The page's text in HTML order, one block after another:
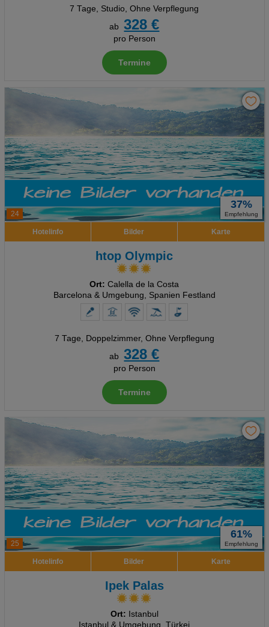
7 Tage, Studio, Ohne Verpflegung
ab
328 €
pro Person
Termine
24
37%
Empfehlung
Hotelinfo Bilder Karte
htop Olympic
Ort: Calella de la Costa
Barcelona & Umgebung, Spanien Festland
7 Tage, Doppelzimmer, Ohne Verpflegung
ab
328 €
pro Person
Termine
25
61%
Empfehlung
Hotelinfo Bilder Karte
Ipek Palas
Ort: Istanbul
Istanbul & Umgebung, Türkei